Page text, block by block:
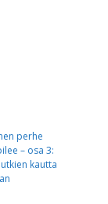
perhe
– osa 3:
kautta